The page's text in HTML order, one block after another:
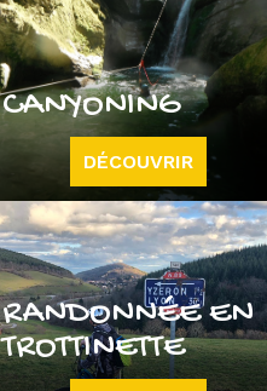
CANYONING
DÉCOUVRIR
RANDONNÉE EN
TROTTINETTE